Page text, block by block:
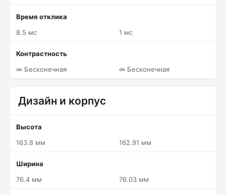
Время отклика
8.5 мс
1 мс
Контрастность
∞ Бесконечная
∞ Бесконечная
Дизайн и корпус
Высота
163.8 мм
162.91 мм
Ширина
76.4 мм
76.03 мм